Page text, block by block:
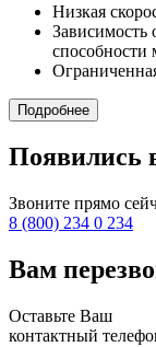
Низкая
Зависимость
способности
Подробнее
Появились
Звоните прямо
8 (800) 234 0 234
Вам
Оставьте Ваш
контактный